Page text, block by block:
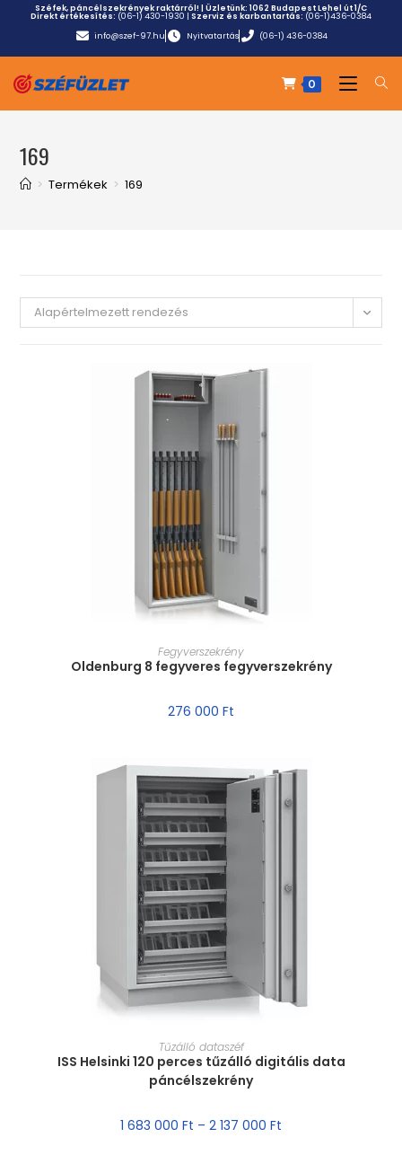
Széfek, páncélszekrények raktárról! | Üzletünk:1062 Budapest Lehel út 1/C
Direkt értékesítés: (06-1) 430-1930 | Szerviz és karbantartás: (06-1)436-0384
info@szef-97.hu
Nyitvatartás (06-1) 436-0384
0
169
> Termékek > 169
Alapértelmezett rendezés
MÉRET VÁLASZTÁSA
Fegyverszekrény
Oldenburg 8 fegyveres fegyverszekrény
276 000 Ft
MÉRET VÁLASZTÁSA
Tűzálló dataszéf
ISS Helsinki 120 perces tűzálló digitális data
páncélszekrény
1 683 000 Ft – 2 137 000 Ft